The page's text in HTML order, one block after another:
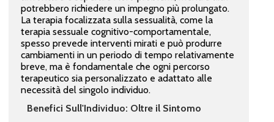
potrebbero richiedere un impegno più prolungato.
La terapia focalizzata sulla sessualità, come la
terapia sessuale cognitivo-comportamentale,
spesso prevede interventi mirati e può produrre
cambiamenti in un periodo di tempo relativamente
breve, ma è fondamentale che ogni percorso
terapeutico sia personalizzato e adattato alle
necessità del singolo individuo.
Benefici Sull'Individuo: Oltre il Sintomo